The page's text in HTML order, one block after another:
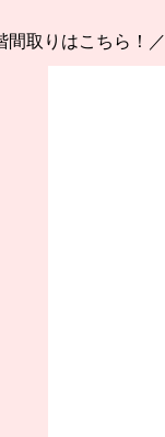
間取りはこちら！／